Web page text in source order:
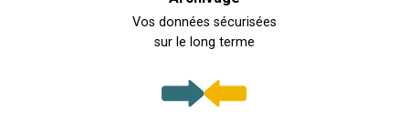
Vos données sécurisées
sur le long terme